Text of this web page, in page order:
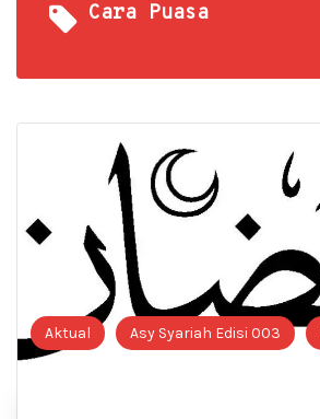
Cara Puasa
Aktual Asy Syariah Edisi 003